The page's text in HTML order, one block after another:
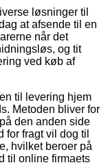
løsninger til
at afsende til en
når det
og tit
ved køb af
til levering hjem
Metoden bliver for
den anden side
fragt vil dog til
hvilket beroer på
til online firmaets